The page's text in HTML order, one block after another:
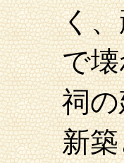
く
で
祠
新